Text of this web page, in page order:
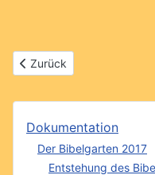
Vorheriger Beitrag: Adam,
Zurück
Dokumentation
Der Bibelgarten 2017
Entstehung des